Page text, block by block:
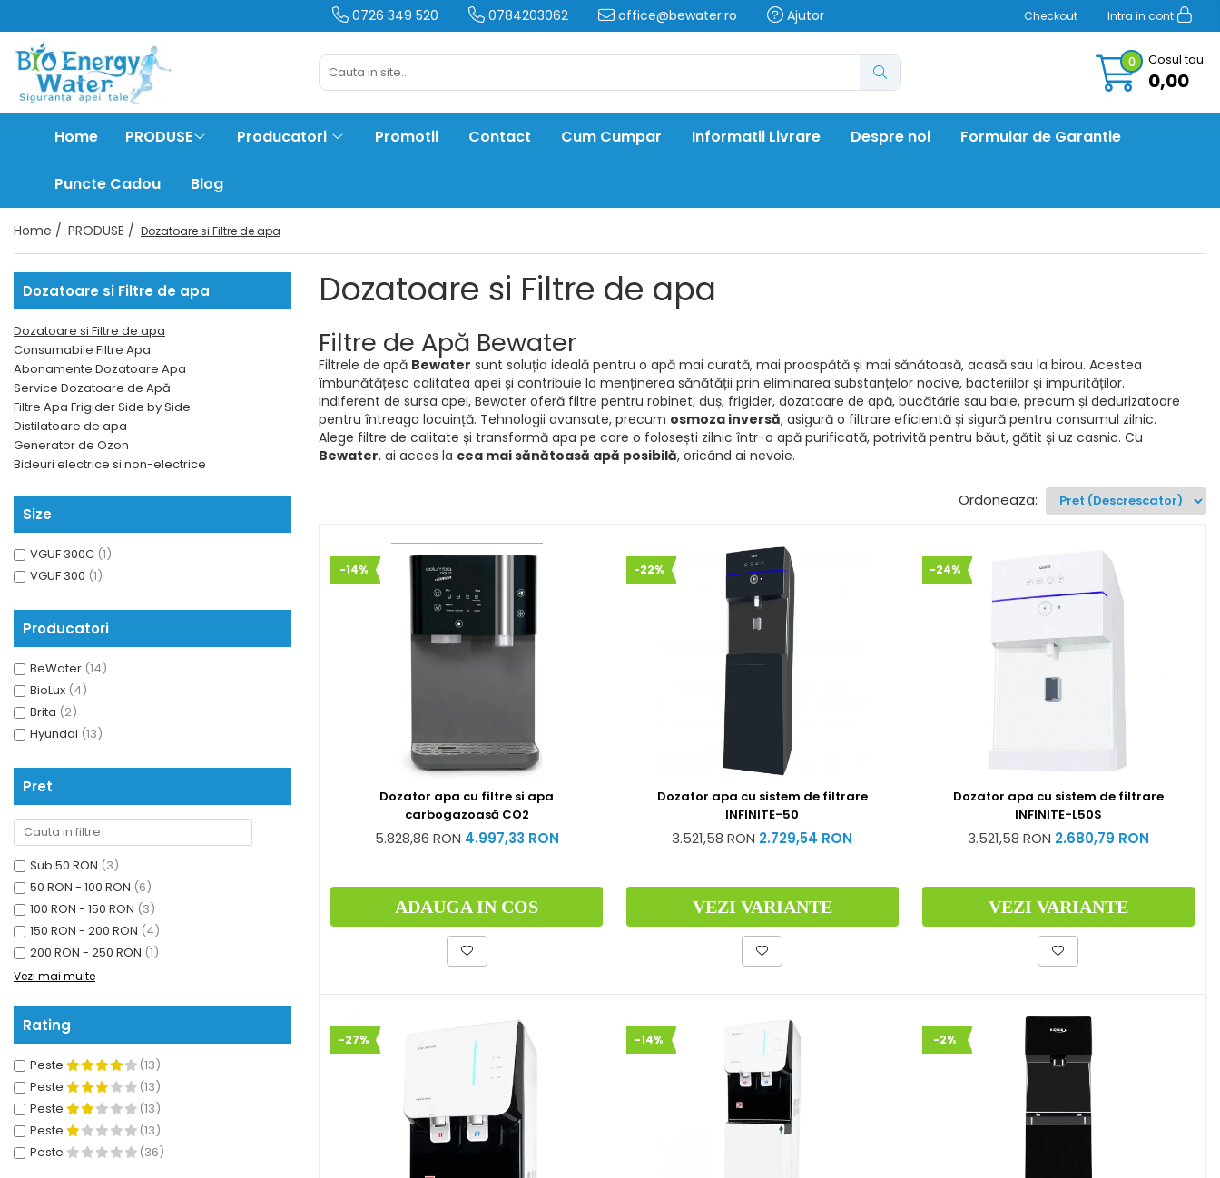
PRODUSE
Dozatoare
si Filtre de
Filtre Apa
Abonamente
Dozatoare
Apa
Service
Dozatoare
de Apă
Filtre Apa
Frigider
Side by
Side
Distilatoare
de apa
Generator
Bideuri
electrice
si non-
electrice
Producatori
BeWater
BioLux
Bosch
Brita
Hyundai
juman
LG
MegaHome
OzonFix
Samsung
Whirlpool
0726 349 520 0784203062 office@bewater.ro Ajutor Checkout Intra in cont
0 Cosul tau:
0,00
PRODUSE
Home Producatori Promotii Contact Cum Cumpar Informatii Livrare Despre noi Formular de Garantie
Puncte Cadou Blog
Home / PRODUSE / Dozatoare si Filtre de apa
Dozatoare si Filtre de apa
Filtre de Apă Bewater
Filtrele de apă Bewater sunt soluția ideală pentru o apă mai curată, mai proaspătă și mai sănătoasă, acasă sau la birou. Acestea
îmbunătățesc calitatea apei și contribuie la menținerea sănătății prin eliminarea substanțelor nocive, bacteriilor și impurităților.
Indiferent de sursa apei, Bewater oferă filtre pentru robinet, duș, frigider, dozatoare de apă, bucătărie sau baie, precum și dedurizatoare
pentru întreaga locuință. Tehnologii avansate, precum osmoza inversă, asigură o filtrare eficientă și sigură pentru consumul zilnic.
Alege filtre de calitate și transformă apa pe care o folosești zilnic într-o apă purificată, potrivită pentru băut, gătit și uz casnic. Cu
Bewater, ai acces la cea mai sănătoasă apă posibilă, oricând ai nevoie.
Dozatoare si Filtre de apa
Dozatoare si Filtre de apa
Consumabile Filtre Apa
Abonamente Dozatoare Apa
Service Dozatoare de Apă
Filtre Apa Frigider Side by Side
Distilatoare de apa
Generator de Ozon
Bideuri electrice si non-electrice
Size
VGUF 300C (1)
VGUF 300 (1)
Producatori
BeWater (14)
BioLux (4)
Brita (2)
Hyundai (13)
Pret
Sub 50 RON (3)
50 RON - 100 RON (6)
100 RON - 150 RON (3)
150 RON - 200 RON (4)
200 RON - 250 RON (1)
Vezi mai multe
Rating
Peste
(13)
Peste
(13)
Peste
(13)
Peste
(13)
Peste
(36)
Ordoneaza:
-14%
Dozator apa cu filtre si apa
carbogazoasă CO2
5.828,86 RON4.997,33 RON
ADAUGA IN COS
-22%
Dozator apa cu sistem de filtrare
INFINITE-50
3.521,58 RON2.729,54 RON
VEZI VARIANTE
-24%
Dozator apa cu sistem de filtrare
INFINITE-L50S
3.521,58 RON2.680,79 RON
VEZI VARIANTE
-27% -14% -2%